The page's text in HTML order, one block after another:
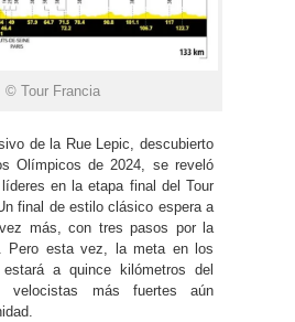
© Tour Francia
de la Rue Lepic, descubierto
Olímpicos de 2024, se reveló
en la etapa final del Tour
final de estilo clásico espera a
más, con tres pasos por la
Pero esta vez, la meta en los
estará a quince kilómetros del
velocistas más fuertes aún